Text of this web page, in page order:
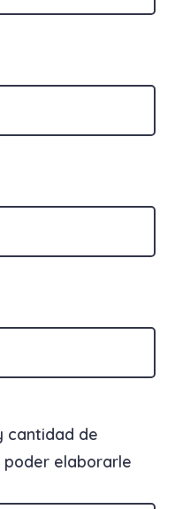
cantidad de
elaborarle